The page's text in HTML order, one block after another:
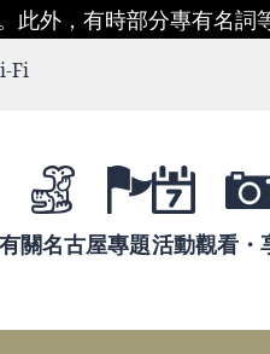
此外，有時部分專有名詞
Fi
有關名古屋專題活動觀看・